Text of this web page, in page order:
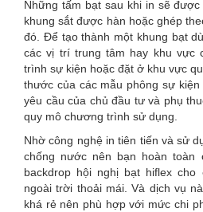
Những tấm bạt sau khi in sẽ
khung sắt được hàn hoặc ghép
đó. Để tạo thành một khung bạt
các vị trí trung tâm hay khu vực
trình sự kiện hoặc đặt ở khu vực
thước của các mẫu phông sự
yêu cầu của chủ đầu tư và phụ
quy mô chương trình sử dụng.
Nhờ công nghệ in tiên tiến và sử
chống nước nên bạn hoàn toàn
backdrop hội nghị bạt hiflex
ngoài trời thoải mái. Và dịch vụ
khá rẻ nên phù hợp với mức chi